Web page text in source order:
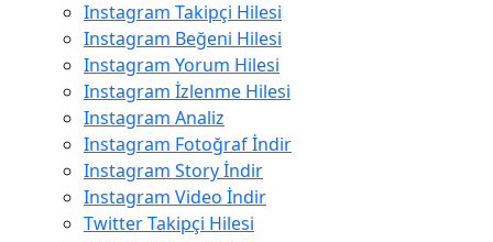
Instagram Takipçi Hilesi
Instagram Beğeni Hilesi
Instagram Yorum Hilesi
Instagram İzlenme Hilesi
Instagram Analiz
Instagram Fotoğraf İndir
Instagram Story İndir
Instagram Video İndir
Twitter Takipçi Hilesi